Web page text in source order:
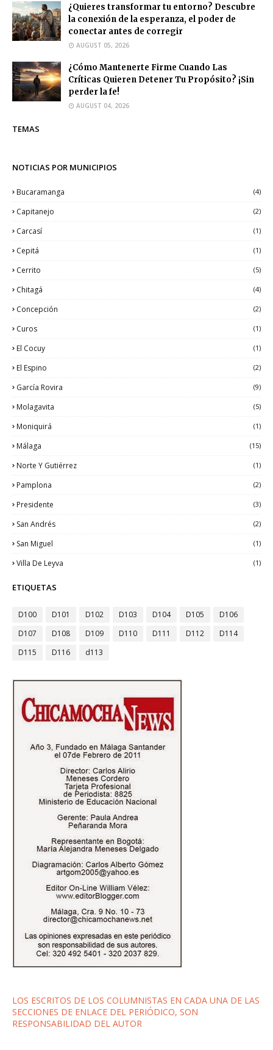
¿Quieres transformar tu entorno? Descubre
la conexión de la esperanza, el poder de
conectar antes de corregir
AUGUST 05, 2026
¿Cómo Mantenerte Firme Cuando Las
Críticas Quieren Detener Tu Propósito? ¡Sin
perder la fe!
AUGUST 04, 2026
TEMAS
NOTICIAS POR MUNICIPIOS
Bucaramanga (4)
Capitanejo (2)
Carcasí (1)
Cepitá (1)
Cerrito (5)
Chitagá (4)
Concepción (2)
Curos (1)
El Cocuy (1)
El Espino (2)
García Rovira (9)
Molagavita (5)
Moniquirá (1)
Málaga (15)
Norte Y Gutiérrez (1)
Pamplona (2)
Presidente (3)
San Andrés (2)
San Miguel (1)
Villa De Leyva (1)
ETIQUETAS
D100 D101 D102 D103 D104 D105
D106
D107
D108 D109 D110 D111 D112
D114
D115
D116 d113
LOS ESCRITOS DE LOS COLUMNISTAS EN CADA UNA DE LAS
SECCIONES DE ENLACE DEL PERIÓDICO, SON
RESPONSABILIDAD DEL AUTOR